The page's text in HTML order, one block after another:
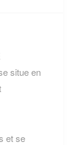
situe en
et se